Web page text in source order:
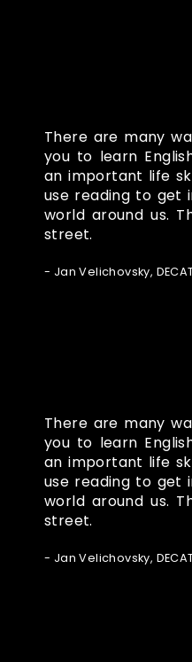
There are many
you to learn
an important life
use reading to get
world around us.
street.
- Jan Velichovsky,
There are many
you to learn
an important life
use reading to get
world around us.
street.
- Jan Velichovsky,